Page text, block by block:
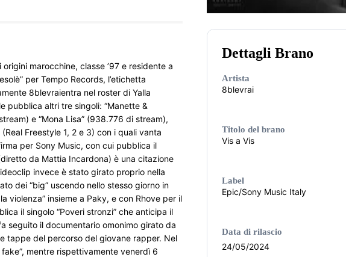
marocchine, classe ’97 e residente a
per Tempo Records, l’etichetta
8blevraientra nel roster di Yalla
pubblica altri tre singoli: “Manette &
e “Mona Lisa” (938.776 di stream),
Freestyle 1, 2 e 3) con i quali vanta
per Sony Music, con cui pubblica il
da Mattia Incardona) è una citazione
invece è stato girato proprio nella
dei “big” uscendo nello stesso giorno in
violenza” insieme a Paky, e con Rhove per il
il singolo “Poveri stronzi” che anticipa il
seguito il documentario omonimo girato da
tappe del percorso del giovane rapper. Nel
mentre rispettivamente venerdì 6
Dettagli Brano
Artista
8blevrai
Titolo del brano
Vis a Vis
Label
Epic/Sony Music Italy
Data di rilascio
24/05/2024